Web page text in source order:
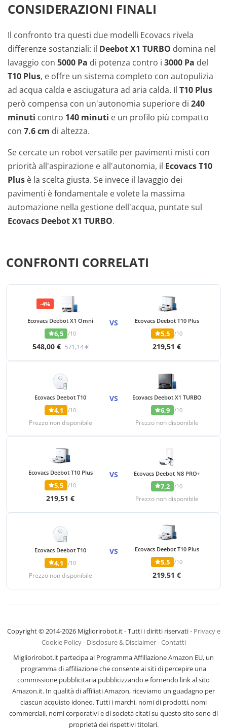
CONSIDERAZIONI FINALI
Il confronto tra questi due modelli Ecovacs rivela
differenze sostanziali: il Deebot X1 TURBO domina nel
lavaggio con 5000 Pa di potenza contro i 3000 Pa del
T10 Plus, e offre un sistema completo con autopulizia
ad acqua calda e asciugatura ad aria calda. Il T10 Plus
però compensa con un'autonomia superiore di 240
minuti contro 140 minuti e un profilo più compatto
con 7.6 cm di altezza.
Se cercate un robot versatile per pavimenti misti con
priorità all'aspirazione e all'autonomia, il Ecovacs T10
Plus è la scelta giusta. Se invece il lavaggio dei
pavimenti è fondamentale e volete la massima
automazione nella gestione dell'acqua, puntate sul
Ecovacs Deebot X1 TURBO.
CONFRONTI CORRELATI
-4%
Ecovacs Deebot X1 Omni
6,5 /10
548,00 € 571,14 €
VS Ecovacs Deebot T10 Plus
5,5 /10
219,51 €
Ecovacs Deebot T10
4,1 /10
Prezzo non disponibile
VS Ecovacs Deebot X1 TURBO
6,9 /10
Prezzo non disponibile
Ecovacs Deebot T10 Plus
5,5 /10
219,51 €
VS Ecovacs Deebot N8 PRO+
7,2 /10
Prezzo non disponibile
Ecovacs Deebot T10
4,1 /10
Prezzo non disponibile
VS Ecovacs Deebot T10 Plus
5,5 /10
219,51 €
Copyright © 2014-2026 Migliorirobot.it - Tutti i diritti riservati - Privacy e
Cookie Policy- Disclosure & Disclaimer-Contatti
Migliorirobot.it partecipa al Programma Affiliazione Amazon EU, un
programma di affiliazione che consente ai siti di percepire una
commissione pubblicitaria pubblicizzando e fornendo link al sito
Amazon.it. In qualità di affiliati Amazon, riceviamo un guadagno per
ciascun acquisto idoneo. Tutti i marchi, nomi di prodotti, nomi
commerciali, nomi corporativi e di società citati su questo sito sono di
proprietà dei rispettivi titolari.